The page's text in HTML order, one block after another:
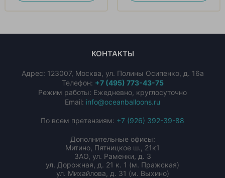
КОНТАКТЫ
Адрес: 123007, Москва, ул. Полины Осипенко, д. 16а
Телефон: +7 (495) 773-43-75
Режим работы: Ежедневно, круглосуточно
Email: info@oceanballoons.ru
По всем претензиям: +7 (926) 392-39-88
Дополнительные офисы:
Митино, Пятницкое ш., 21к1
ЗАО, ул. Раменки, д. 3
ул. Дорожная, д. 21 к. 1 (м. Пражская)
ул. Михайлова, д. 31 (м. Выхино)